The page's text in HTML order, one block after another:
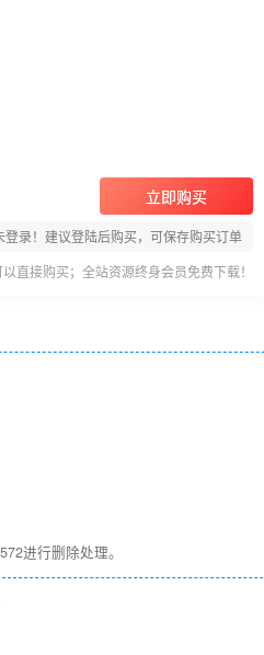
立即购买
登录！建议登陆后购买，可保存购买订单
直接购买；全站资源终身会员免费下载！
进行删除处理。